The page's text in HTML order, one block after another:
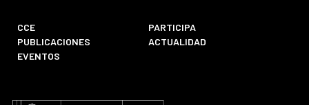
CCE
PARTICIPA
PUBLICACIONES
ACTUALIDAD
EVENTOS